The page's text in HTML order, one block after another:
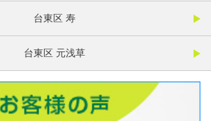
台東区 寿
台東区 元浅草